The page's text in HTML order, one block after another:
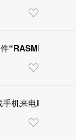
“RASMID™”最
机来电RF噪声